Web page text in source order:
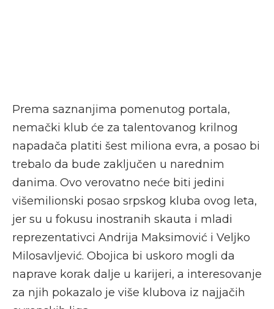
Prema saznanjima pomenutog portala,
nemački klub će za talentovanog krilnog
napadača platiti šest miliona evra, a posao bi
trebalo da bude zaključen u narednim
danima. Ovo verovatno neće biti jedini
višemilionski posao srpskog kluba ovog leta,
jer su u fokusu inostranih skauta i mladi
reprezentativci Andrija Maksimović i Veljko
Milosavljević. Obojica bi uskoro mogli da
naprave korak dalje u karijeri, a interesovanje
za njih pokazalo je više klubova iz najjačih